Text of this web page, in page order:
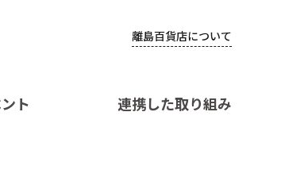
離島百貨店について
ト 連携した取り組み